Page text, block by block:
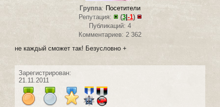
Группа: Посетители
Репутация:
(3|-1)
Публикаций: 4
Комментариев: 2 362
не каждый сможет так! Безусловно +
Зарегистрирован:
21.11.2011